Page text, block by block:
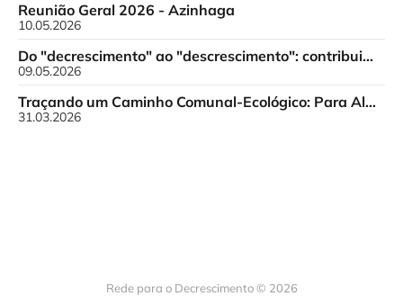
10.05.2026
Reunião Geral 2026 - Azinhaga
09.05.2026
Do "decrescimento" ao "descrescimento": contribuições para o debate
31.03.2026
Traçando um Caminho Comunal-Ecológico: Para Além do Fetiche do Crescimento
Rede para o Decrescimento © 2026